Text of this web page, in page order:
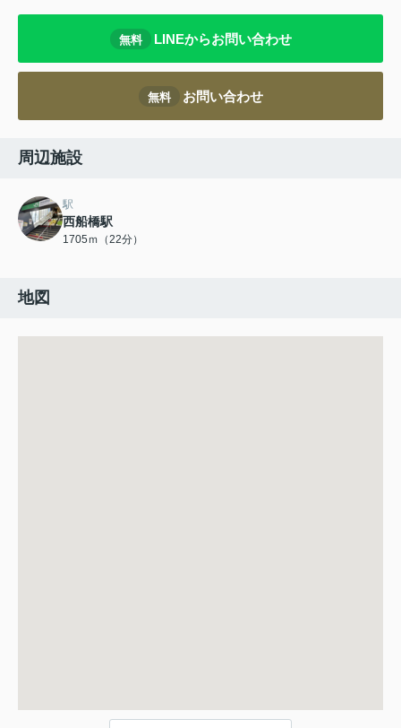
無料 LINEからお問い合わせ
無料 お問い合わせ
周辺施設
駅
西船橋駅
1705ｍ（22分）
地図